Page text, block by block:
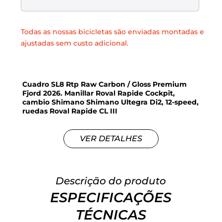
Todas as nossas bicicletas são enviadas montadas e
ajustadas sem custo adicional.
Cuadro SL8 Rtp Raw Carbon / Gloss Premium
Fjord 2026. Manillar Roval Rapide Cockpit,
cambio Shimano Shimano Ultegra Di2, 12-speed,
ruedas Roval Rapide CL III
VER DETALHES
Descrição do produto
ESPECIFICAÇÕES
TÉCNICAS